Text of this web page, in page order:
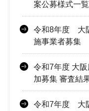
案公募様式一覧
令和8年度 大
施事業者募集
令和7年度 大
加募集 審査結
令和7年度 大